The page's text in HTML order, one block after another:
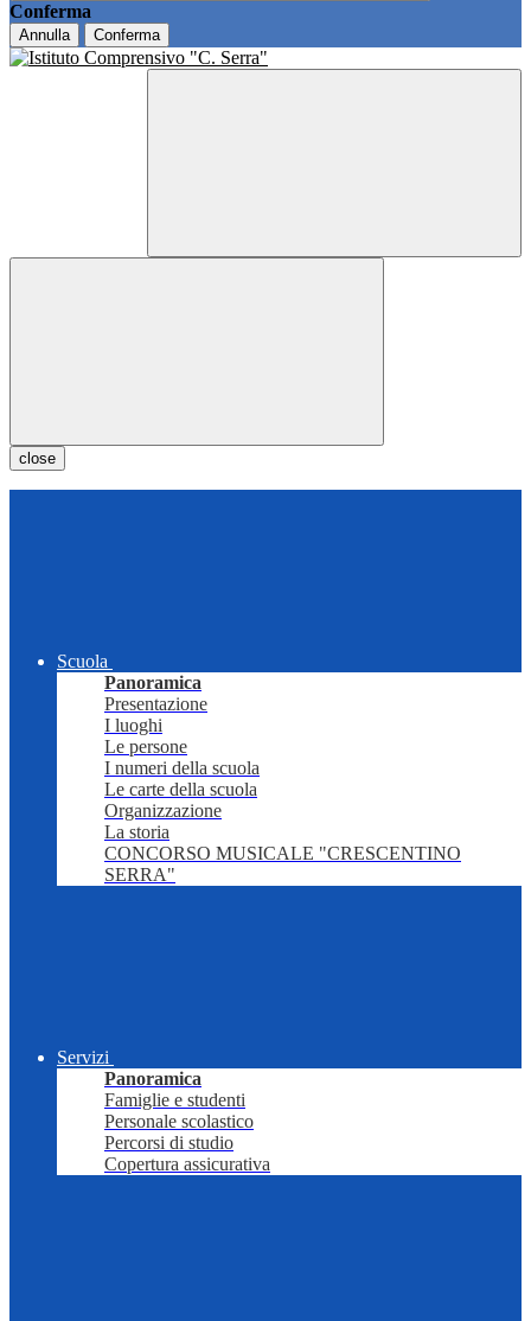
Conferma
Annulla Conferma
close
Scuola
Panoramica
Presentazione
I luoghi
Le persone
I numeri della scuola
Le carte della scuola
Organizzazione
La storia
CONCORSO MUSICALE "CRESCENTINO
SERRA"
Servizi
Panoramica
Famiglie e studenti
Personale scolastico
Percorsi di studio
Copertura assicurativa